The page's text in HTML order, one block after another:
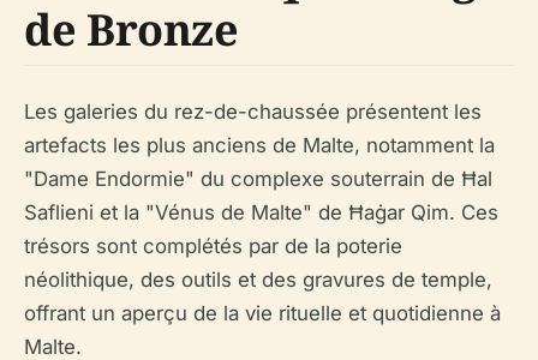
de Bronze
Les galeries du rez-de-chaussée présentent les
artefacts les plus anciens de Malte, notamment la
"Dame Endormie" du complexe souterrain de Ħal
Saflieni et la "Vénus de Malte" de Ħaġar Qim. Ces
trésors sont complétés par de la poterie
néolithique, des outils et des gravures de temple,
offrant un aperçu de la vie rituelle et quotidienne à
Malte.